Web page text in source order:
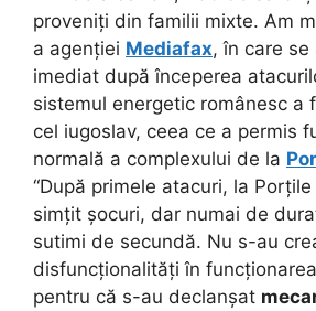
proveniți din familii mixte. Am
a agenției Mediafax, în care se
imediat după începerea
sistemul energetic românesc a
cel iugoslav, ceea ce a permis
normală a complexului de la
“După primele atacuri, la
simțit șocuri, dar numai de
sutimi de secundă. Nu s-au
disfuncționalități în
pentru că s-au declanșat